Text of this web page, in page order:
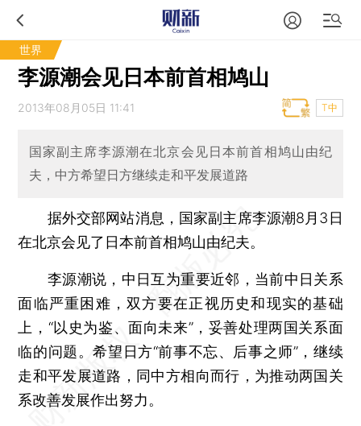
世界
李源潮会见日本前首相鸠山
2013年08月05日 11:41 T中
国家副主席李源潮在北京会见日本前首相鸠山由纪
夫，中方希望日方继续走和平发展道路
据外交部网站消息，国家副主席李源潮8月3日
在北京会见了日本前首相鸠山由纪夫。
李源潮说，中日互为重要近邻，当前中日关系
面临严重困难，双方要在正视历史和现实的基础
上，“以史为鉴、面向未来”，妥善处理两国关系面
临的问题。希望日方“前事不忘、后事之师”，继续
走和平发展道路，同中方相向而行，为推动两国关
系改善发展作出努力。